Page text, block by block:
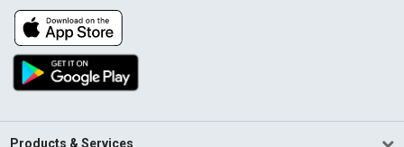
Products & Services